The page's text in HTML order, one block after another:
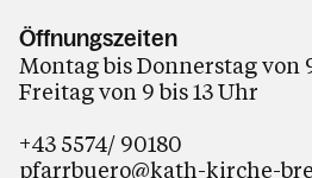
Öffnungszeiten
Montag bis Donnerstag von
Freitag von 9 bis 13 Uhr
+43 5574/ 90180
pfarrbuero@kath-kirche-